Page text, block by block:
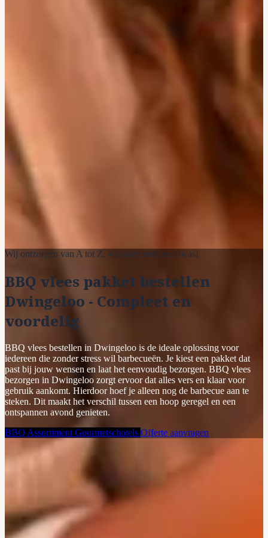
Wij ontzorgen van A tot Z, we doen zelfs de afwas!
BBQ vlees pakket bestellen
Dwingeloo - Compleet en
voordelig
BBQ vlees bestellen in Dwingeloo is de ideale oplossing voor
iedereen die zonder stress wil barbecueën. Je kiest een pakket dat
past bij jouw wensen en laat het eenvoudig bezorgen. BBQ vlees
bezorgen in Dwingeloo zorgt ervoor dat alles vers en klaar voor
gebruik aankomt. Hierdoor hoef je alleen nog de barbecue aan te
steken. Dit maakt het verschil tussen een hoop geregel en een
ontspannen avond genieten.
BBQ Assortiment Gourmetschotels Offerte aanvragen